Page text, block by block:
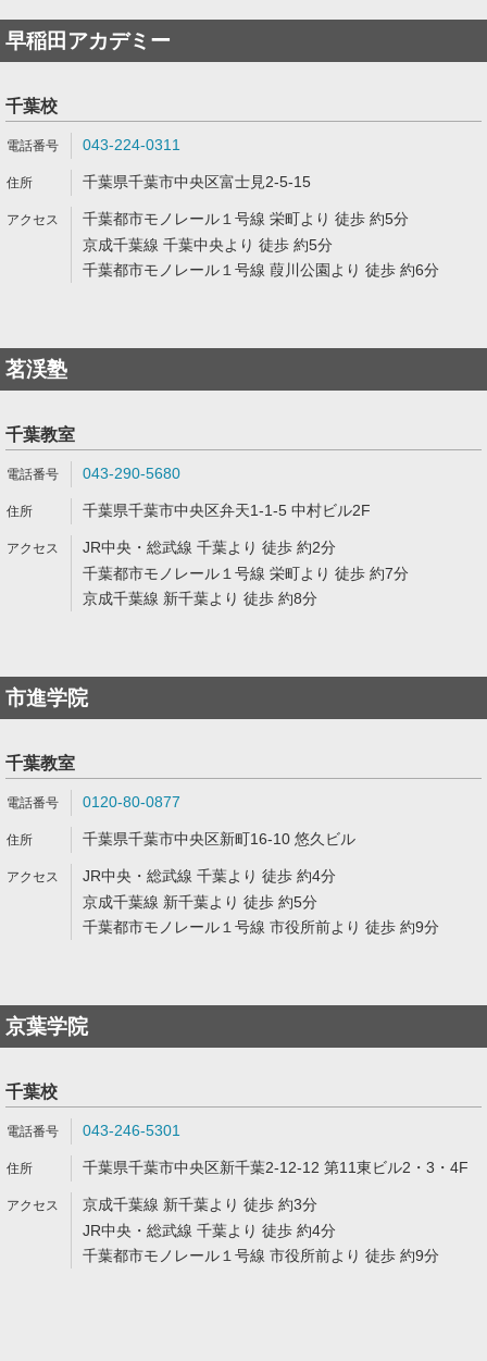
早稲田アカデミー
千葉校
043-224-0311
千葉県千葉市中央区富士見2-5-15
千葉都市モノレール１号線 栄町より 徒歩 約5分
京成千葉線 千葉中央より 徒歩 約5分
千葉都市モノレール１号線 葭川公園より 徒歩 約6分
茗渓塾
千葉教室
043-290-5680
千葉県千葉市中央区弁天1-1-5 中村ビル2F
JR中央・総武線 千葉より 徒歩 約2分
千葉都市モノレール１号線 栄町より 徒歩 約7分
京成千葉線 新千葉より 徒歩 約8分
市進学院
千葉教室
0120-80-0877
千葉県千葉市中央区新町16-10 悠久ビル
JR中央・総武線 千葉より 徒歩 約4分
京成千葉線 新千葉より 徒歩 約5分
千葉都市モノレール１号線 市役所前より 徒歩 約9分
京葉学院
千葉校
043-246-5301
千葉県千葉市中央区新千葉2-12-12 第11東ビル2・3・4F
京成千葉線 新千葉より 徒歩 約3分
JR中央・総武線 千葉より 徒歩 約4分
千葉都市モノレール１号線 市役所前より 徒歩 約9分